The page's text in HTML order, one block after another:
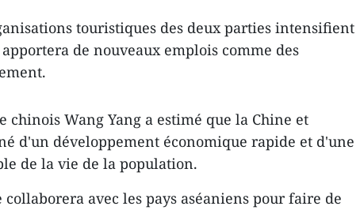
touristiques des deux parties intensifient
de nouveaux emplois comme des
Wang Yang a estimé que la Chine et
d'un développement économique rapide et d'une
de la vie de la population.
avec les pays aséaniens pour faire de